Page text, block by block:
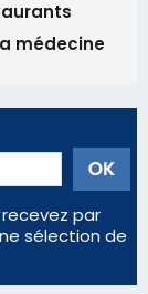
2026
loges
2081
corses
vendeur de
par une
médecine